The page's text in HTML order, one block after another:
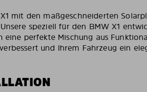
mit den maßgeschneiderten
speziell für den BMW X1
eine perfekte Mischung aus
und Ihrem Fahrzeug ein